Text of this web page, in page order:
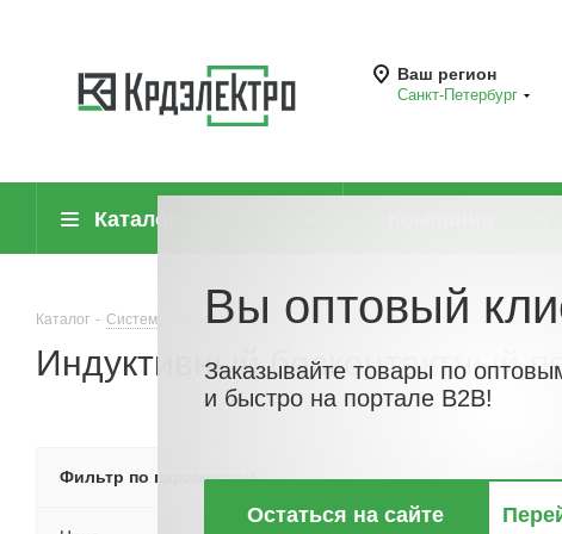
Ваш регион
Санкт-Петербург
Каталог
Каталог - Системы автоматизации - Датчики (сенсоры)
Индуктивный бесконтактный
Фильтр по параметрам
Вы оптовый
Заказывайте товары по
и быстро на портале B2B!
Остаться на сайте